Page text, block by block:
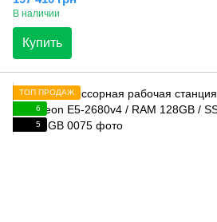
В наличии
Купить
ТОП ПРОДАЖ
6
5